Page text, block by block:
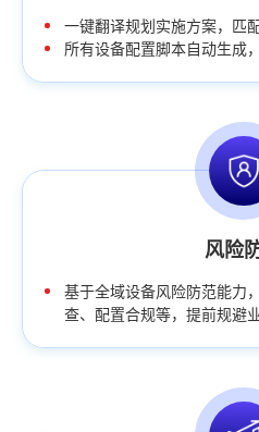
一键翻译规划实施方案，匹
所有设备配置脚本自动生成
风险
基于全域设备风险防范能力
查、配置合规等，提前规避